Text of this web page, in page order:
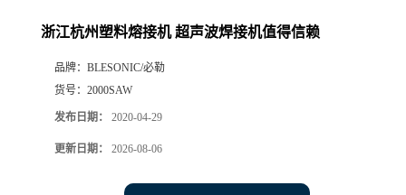
浙江杭州塑料熔接机 超声波焊接机值得信赖
品牌： BLESONIC/必勒
货号： 2000SAW
发布日期： 2020-04-29
更新日期： 2026-08-06